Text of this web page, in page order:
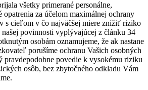
všetky primerané personálne,
opatrenia za účelom maximálnej ochrany
s cieľom v čo najväčšej miere znížiť riziko
povinnosti vyplývajúcej z článku 34
osobám oznamujeme, že ak nastane
porušíme ochranu Vašich osobných
pravdepodobne povedie k vysokému riziku
osôb, bez zbytočného odkladu Vám